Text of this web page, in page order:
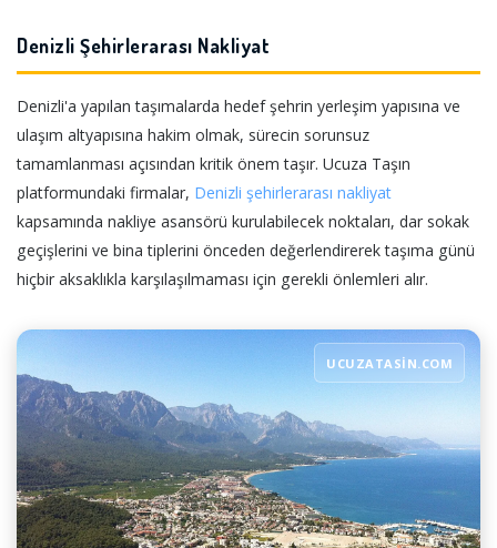
Denizli Şehirlerarası Nakliyat
Denizli'a yapılan taşımalarda hedef şehrin yerleşim yapısına ve
ulaşım altyapısına hakim olmak, sürecin sorunsuz
tamamlanması açısından kritik önem taşır. Ucuza Taşın
platformundaki firmalar, Denizli şehirlerarası nakliyat
kapsamında nakliye asansörü kurulabilecek noktaları, dar sokak
geçişlerini ve bina tiplerini önceden değerlendirerek taşıma günü
hiçbir aksaklıkla karşılaşılmaması için gerekli önlemleri alır.
UCUZATASIN.COM